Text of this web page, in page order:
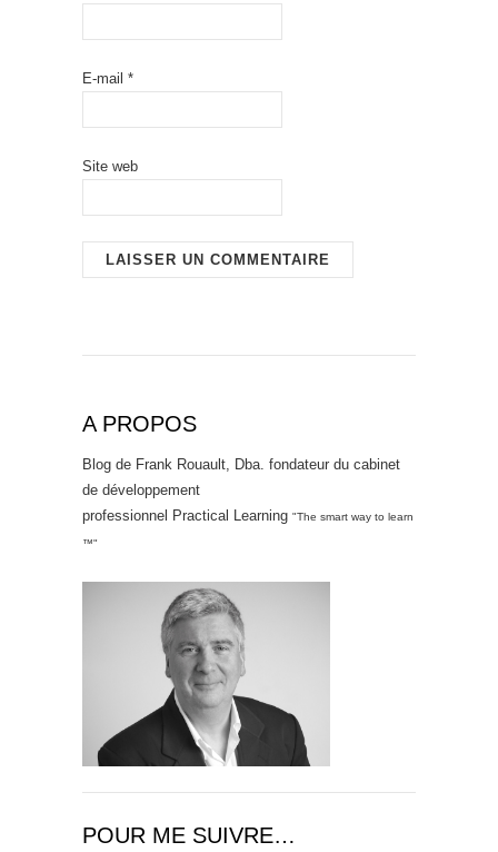
E-mail *
Site web
A PROPOS
Blog de Frank Rouault, Dba. fondateur du cabinet
de développement
professionnel Practical Learning "The smart way to learn
™"
POUR ME SUIVRE…